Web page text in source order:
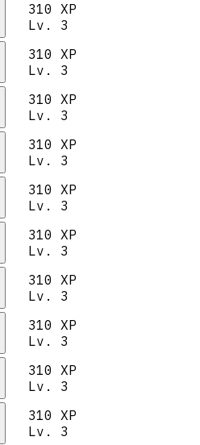
310 XP
Lv. 3
310 XP
Lv. 3
310 XP
Lv. 3
310 XP
Lv. 3
310 XP
Lv. 3
310 XP
Lv. 3
310 XP
Lv. 3
310 XP
Lv. 3
310 XP
Lv. 3
310 XP
Lv. 3